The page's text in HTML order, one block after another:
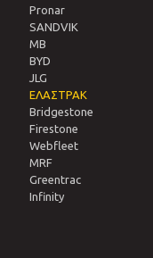
Pronar
SANDVIΚ
MB
BYD
JLG
ΕΛΑΣΤΡΑΚ
Bridgestone
Firestone
Webfleet
MRF
Greentrac
Infinity